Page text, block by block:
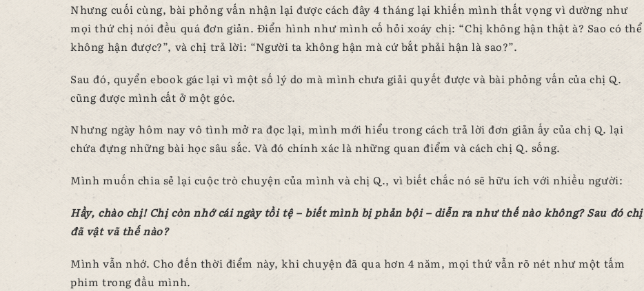
Nhưng cuối cùng, bài phỏng vấn nhận lại được cách đây 4 tháng lại khiến mình thất vọng vì dường như
mọi thứ chị nói đều quá đơn giản. Điển hình như mình cố hỏi xoáy chị: “Chị không hận thật à? Sao có thể
không hận được?”, và chị trả lời: “Người ta không hận mà cứ bắt phải hận là sao?”.
Sau đó, quyển ebook gác lại vì một số lý do mà mình chưa giải quyết được và bài phỏng vấn của chị Q.
cũng được mình cất ở một góc.
Nhưng ngày hôm nay vô tình mở ra đọc lại, mình mới hiểu trong cách trả lời đơn giản ấy của chị Q. lại
chứa đựng những bài học sâu sắc. Và đó chính xác là những quan điểm và cách chị Q. sống.
Mình muốn chia sẻ lại cuộc trò chuyện của mình và chị Q., vì biết chắc nó sẽ hữu ích với nhiều người:
Hầy, chào chị! Chị còn nhớ cái ngày tồi tệ – biết mình bị phản bội – diễn ra như thế nào không? Sau đó chị
đã vật vã thế nào?
Mình vẫn nhớ. Cho đến thời điểm này, khi chuyện đã qua hơn 4 năm, mọi thứ vẫn rõ nét như một tấm
phim trong đầu mình.